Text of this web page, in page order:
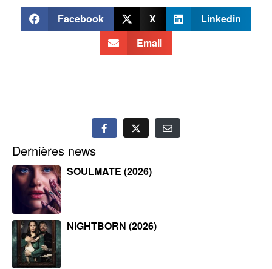
Facebook X
Linkedin
Email
Dernières news
SOULMATE (2026)
NIGHTBORN (2026)